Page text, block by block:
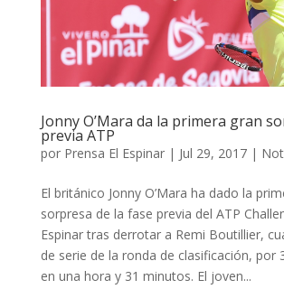
Jonny O’Mara da la primera gran
previa ATP
por Prensa El Espinar| Jul 29, 2017|
El británico Jonny O’Mara ha dado la
sorpresa de la fase previa del ATP
Espinar tras derrotar a Remi Boutillier,
de serie de la ronda de clasificación, por
en una hora y 31 minutos. El joven...